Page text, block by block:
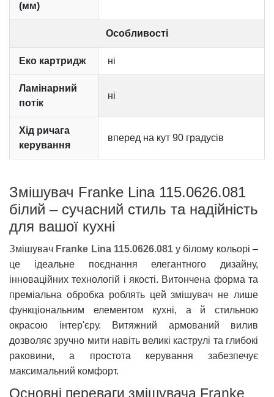
(мм)
Особливості
Еко картридж ні
Ламінарний
потік
ні
Хід ричага
керування
вперед на кут 90 градусів
Змішувач Franke Lina 115.0626.081
білий – сучасний стиль та надійність
для вашої кухні
Змішувач Franke Lina 115.0626.081у білому кольорі –
це ідеальне поєднання елегантного дизайну,
інноваційних технологій і якості. Витончена форма та
преміальна обробка роблять цей змішувач не лише
функціональним елементом кухні, а й стильною
окрасою інтер'єру. Витяжний армований вилив
дозволяє зручно мити навіть великі каструлі та глибокі
раковини, а простота керування забезпечує
максимальний комфорт.
Основні переваги змішувача Franke